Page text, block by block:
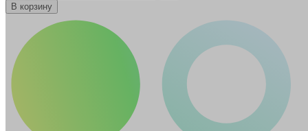
В корзину